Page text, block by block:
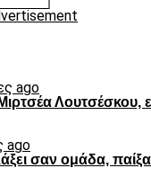
ago
Λουτσέσκου,
ago
σαν ομάδα,